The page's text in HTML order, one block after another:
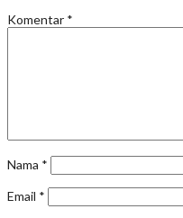
Komentar *
Nama *
Email *